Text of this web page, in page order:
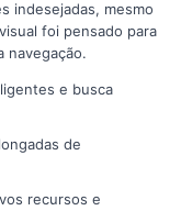
indesejadas, mesmo
foi pensado para
navegação.
e busca
de
recursos e